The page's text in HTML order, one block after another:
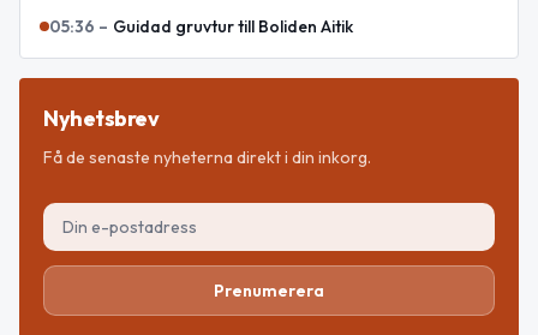
05:36 – Guidad gruvtur till Boliden Aitik
Nyhetsbrev
Få de senaste nyheterna direkt i din inkorg.
Prenumerera